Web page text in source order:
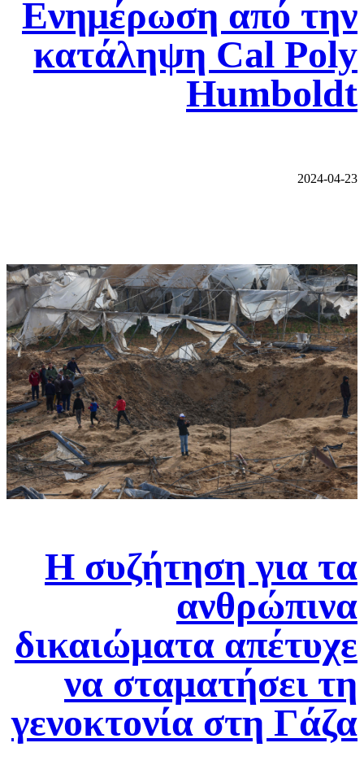
Ενημέρωση από την
κατάληψη Cal Poly
Humboldt
2024-04-23
Η συζήτηση για τα
ανθρώπινα
δικαιώματα απέτυχε
να σταματήσει τη
γενοκτονία στη Γάζα